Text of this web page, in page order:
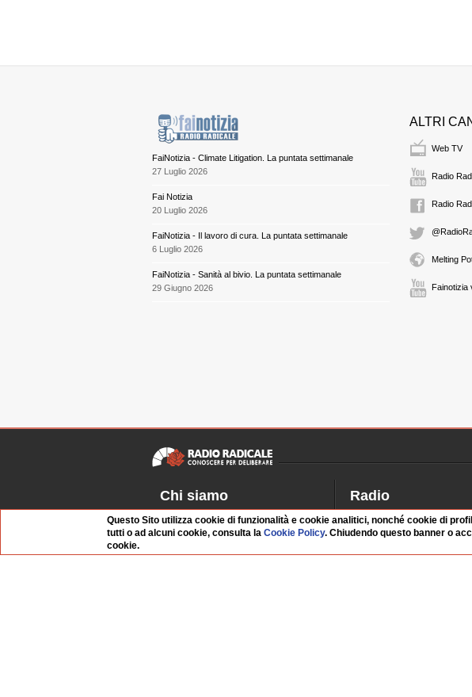
FaiNotizia - Climate Litigation. La puntata settimanale
27 Luglio 2026
Fai Notizia
20 Luglio 2026
FaiNotizia - Il lavoro di cura. La puntata settimanale
6 Luglio 2026
FaiNotizia - Sanità al bivio. La puntata settimanale
29 Giugno 2026
ALTRI
Web TV
Radio
Radio
Melting
Fainotizia
Chi siamo
Dossier Radio Radicale
Questo sito
L'Archivio
Radio
Palinsesto
Riascolta
Dirette
Questo Sito utilizza cookie di funzionalità e cookie analitici, nonché cookie di
tutti o ad alcuni cookie, consulta laCookie Policy. Chiudendo questo banner o
cookie.